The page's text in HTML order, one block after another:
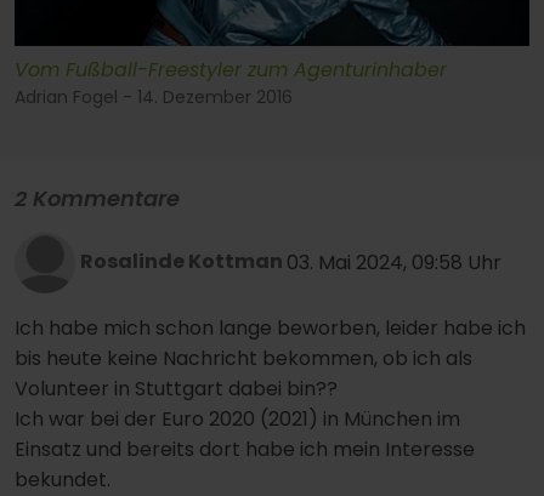
Vom Fußball-Freestyler zum Agenturinhaber
Adrian Fogel - 14. Dezember 2016
2 Kommentare
Rosalinde Kottman 03. Mai 2024, 09:58 Uhr
Ich habe mich schon lange beworben, leider habe ich
bis heute keine Nachricht bekommen, ob ich als
Volunteer in Stuttgart dabei bin??
Ich war bei der Euro 2020 (2021) in München im
Einsatz und bereits dort habe ich mein Interesse
bekundet.